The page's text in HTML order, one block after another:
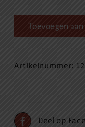
aantal
Toevoegen
Artikelnummer:
Deel op